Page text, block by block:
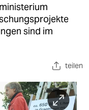
sind im
teilen